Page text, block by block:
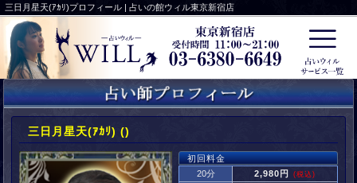
三日月星天(ｱｶﾘ)プロフィール | 占いの館ウィル東京新宿店
三日月星天(ｱｶﾘ) ()
初回料金
20分
2,980円 (税込)